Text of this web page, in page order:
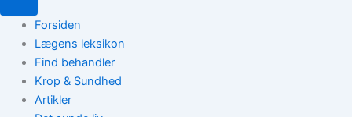
Forsiden
Lægens leksikon
Find behandler
Krop & Sundhed
Artikler